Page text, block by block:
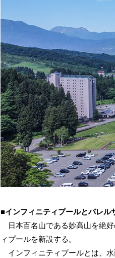
■インフィニティプールとバレル
日本百名山である妙高山を絶
ィプールを新設する。
インフィニティプールとは、